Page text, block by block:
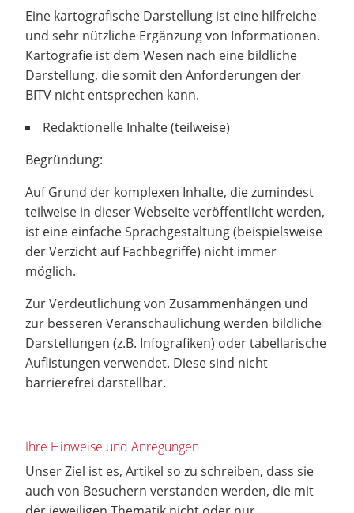
Eine kartografische Darstellung ist eine hilfreiche
und sehr nützliche Ergänzung von Informationen.
Kartografie ist dem Wesen nach eine bildliche
Darstellung, die somit den Anforderungen der
BITV nicht entsprechen kann.
Redaktionelle Inhalte (teilweise)
Begründung:
Auf Grund der komplexen Inhalte, die zumindest
teilweise in dieser Webseite veröffentlicht werden,
ist eine einfache Sprachgestaltung (beispielsweise
der Verzicht auf Fachbegriffe) nicht immer
möglich.
Zur Verdeutlichung von Zusammenhängen und
zur besseren Veranschaulichung werden bildliche
Darstellungen (z.B. Infografiken) oder tabellarische
Auflistungen verwendet. Diese sind nicht
barrierefrei darstellbar.
Ihre Hinweise und Anregungen
Unser Ziel ist es, Artikel so zu schreiben, dass sie
auch von Besuchern verstanden werden, die mit